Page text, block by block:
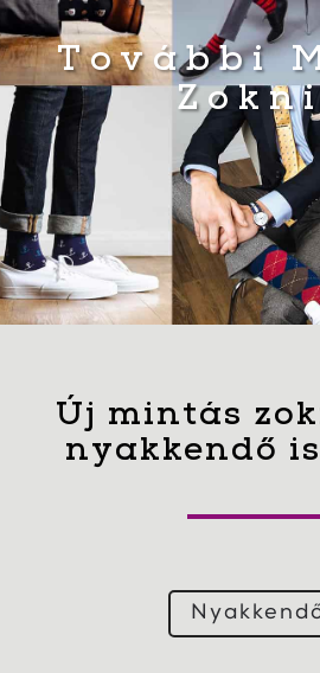
További
Új mintás
nyakkendő